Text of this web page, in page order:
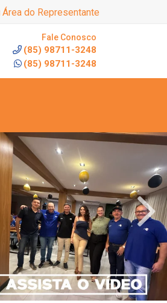
Área do Representante
Fale Conosco
(85) 98711-3248
(85) 98711-3248